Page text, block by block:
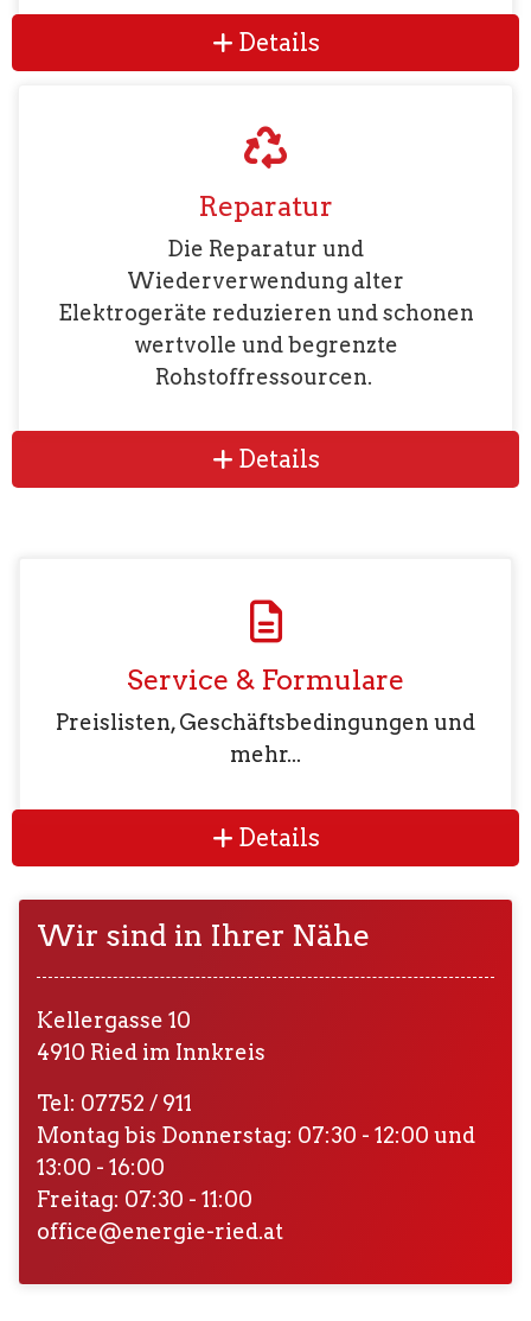
Reparatur
Die Reparatur und
Wiederverwendung alter
Elektrogeräte reduzieren und schonen
wertvolle und begrenzte
Rohstoffressourcen.
Details
Details
Service & Formulare
Preislisten, Geschäftsbedingungen und
mehr...
Wir sind in Ihrer Nähe
Kellergasse 10
4910 Ried im Innkreis
Tel: 07752 / 911
Montag bis Donnerstag: 07:30 - 12:00 und
13:00 - 16:00
Freitag: 07:30 - 11:00
office@energie-ried.at
Details